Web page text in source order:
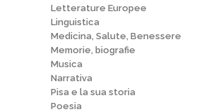
Letterature Europee
Linguistica
Medicina, Salute, Benessere
Memorie, biografie
Musica
Narrativa
Pisa e la sua storia
Poesia